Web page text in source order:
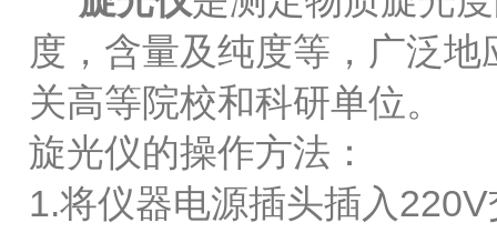
度，含量及纯度等，广泛
关高等院校和科研单位。
旋光仪的操作方法：
1.将仪器电源插头插入